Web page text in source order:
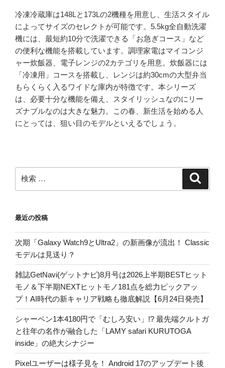
冷凍冷蔵庫は148Lと173Lの2機種を用意し、生活スタイル
によってサイズのセレクトが可能です。5.5kg全自動洗濯
機には、最短約10分で洗濯できる「お急ぎコース」など
の便利な機能を搭載しています。調理家電はマイコンジ
ャー炊飯器、電子レンジの2カテゴリを用意。炊飯器には
「冷凍用」コースを搭載し、レンジは約30cmの大型弁当
もらくらく入るワイドな庫内が特徴です。本シリーズ
は、必要十分な機能を備え、スタイリッシュなのにリー
ズナブルなのは大きな魅力。この春、新生活を始める人
にとっては、狙い目のモデルといえるでしょう。
検
索:
最近の投稿
次期「Galaxy Watch9とUltra2」の新画像が流出！ Classic
モデルは見送り？
雑誌GetNavi(ゲットナビ)8月号は2026上半期BESTヒット
モノ＆下半期NEXTヒットモノ181点を総力ピックアッ
プ！AI時代の新キャリア戦略も徹底解説【6月24日発売】
シャーペン1本4180円で「むしろ安い」!? 最先端クルトガ
と往年の名作が融合した「LAMY safari KURUTOGA
inside」の絶大シナジー
Pixelユーザーは様子見を！ Android 17のアップデート後